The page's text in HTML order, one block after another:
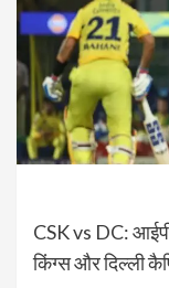
CSK vs DC:
किंग्स और दिल्ली